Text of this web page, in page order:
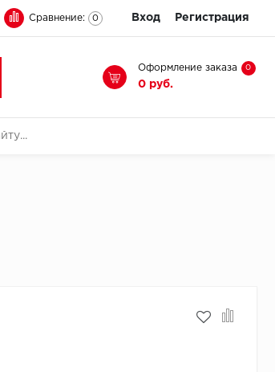
Сравнение: 0 Вход Регистрация
Оформление заказа 0
0 руб.